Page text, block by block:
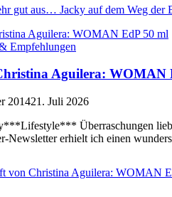
gut aus… Jacky auf dem Weg der
Empfehlungen
Aguilera: WOMAN
201421. Juli 2026
Überraschungen liebt
Newsletter erhielt ich einen
von Christina Aguilera: WOMAN